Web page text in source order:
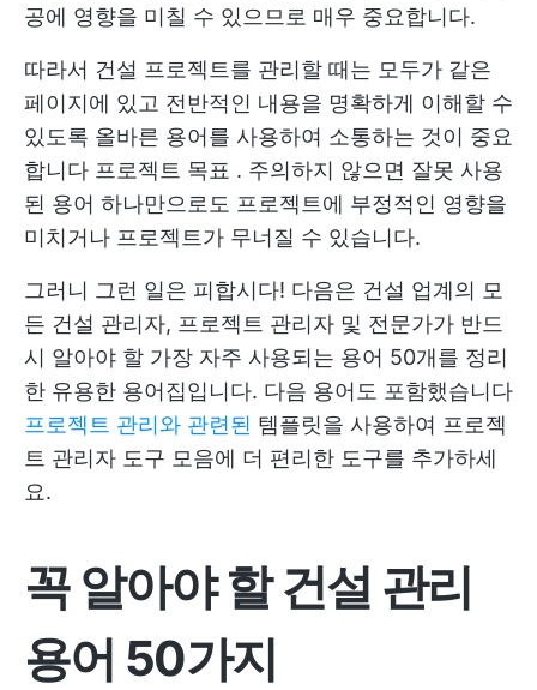
공에 영향을 미칠 수 있으므로 매우 중요합니다.
따라서 건설 프로젝트를 관리할 때는 모두가 같은
페이지에 있고 전반적인 내용을 명확하게 이해할 수
있도록 올바른 용어를 사용하여 소통하는 것이 중요
합니다 프로젝트 목표 . 주의하지 않으면 잘못 사용
된 용어 하나만으로도 프로젝트에 부정적인 영향을
미치거나 프로젝트가 무너질 수 있습니다.
그러니 그런 일은 피합시다! 다음은 건설 업계의 모
든 건설 관리자, 프로젝트 관리자 및 전문가가 반드
시 알아야 할 가장 자주 사용되는 용어 50개를 정리
한 유용한 용어집입니다. 다음 용어도 포함했습니다
프로젝트 관리와 관련된 템플릿을 사용하여 프로젝
트 관리자 도구 모음에 더 편리한 도구를 추가하세
요.
꼭 알아야 할 건설 관리
용어 50가지